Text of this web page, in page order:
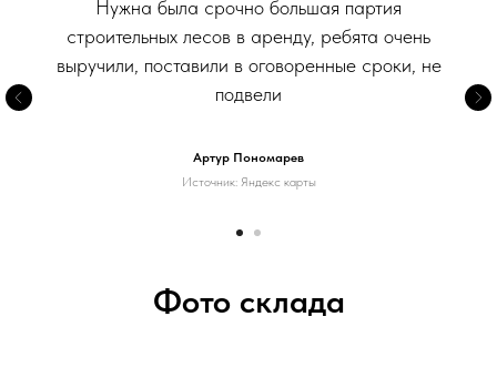
Нужна была срочно большая партия
строительных лесов в аренду, ребята очень
выручили, поставили в оговоренные сроки, не
подвели
Артур Пономарев
Источник: Яндекс карты
Фото склада